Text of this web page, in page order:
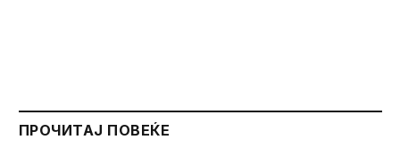
ПРОЧИТАЈ ПОВЕЌЕ